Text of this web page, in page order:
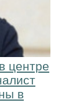
центре
в